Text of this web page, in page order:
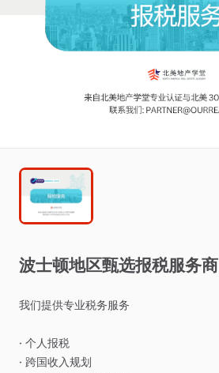
波士顿地区甄选报税服务商
我们提供专业税务服务
· 个人报税
· 跨国收入规划